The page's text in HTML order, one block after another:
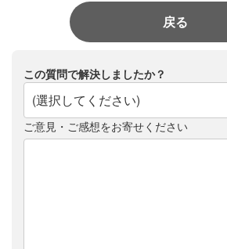
戻る
この質問で解決しましたか？
(選択してください)
ご意見・ご感想をお寄せください